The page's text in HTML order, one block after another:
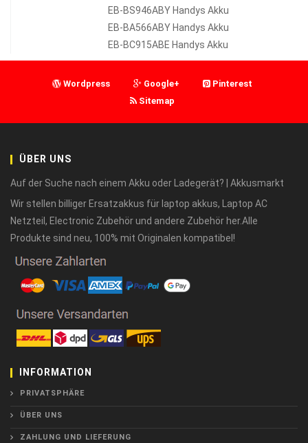
EB-BS946ABY Handys Akku
EB-BA566ABY Handys Akku
EB-BC915ABE Handys Akku
Wordpress Google+
Pinterest
Sitemap
ÜBER UNS
Auf der Suche nach einem Akku oder Ladegerät? | Akkusmarkt
Wir stellen billiger Ersatzakkus für laptop akkus, Laptop AC
Netzteil, Electronic Zubehör und andere Zubehör her.Alle
Produkte sind neu, 100% mit Originalen kompatibel!
INFORMATION
PRIVATSPHÄRE
ÜBER UNS
ZAHLUNG UND LIEFERUNG